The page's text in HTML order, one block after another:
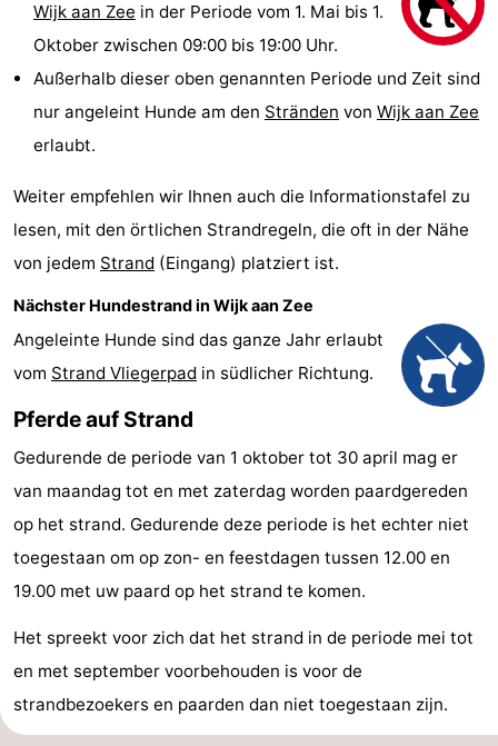
Spielplätze
-
Indoor-
Wellness-
&
Städte
Natur
Sport
Schwimmbader
-
Radfahren
-
Golfplatze
-
Sportangeln
Essen
trinken
Praktisch
Wijk aan Zee in der Periode vom 1. Mai bis 1.
Oktober zwischen 09:00 bis 19:00 Uhr.
Außerhalb dieser oben genannten Periode und Zeit sind
nur angeleint Hunde am den Stränden von Wijk aan Zee
erlaubt.
Weiter empfehlen wir Ihnen auch die Informationstafel zu
lesen, mit den örtlichen Strandregeln, die oft in der Nähe
von jedem Strand (Eingang) platziert ist.
Nächster Hundestrand in Wijk aan Zee
Angeleinte Hunde sind das ganze Jahr erlaubt
vom Strand Vliegerpad in südlicher Richtung.
Pferde auf Strand
Gedurende de periode van 1 oktober tot 30 april mag er
van maandag tot en met zaterdag worden paardgereden
op het strand. Gedurende deze periode is het echter niet
toegestaan om op zon- en feestdagen tussen 12.00 en
19.00 met uw paard op het strand te komen.
Het spreekt voor zich dat het strand in de periode mei tot
en met september voorbehouden is voor de
strandbezoekers en paarden dan niet toegestaan zijn.